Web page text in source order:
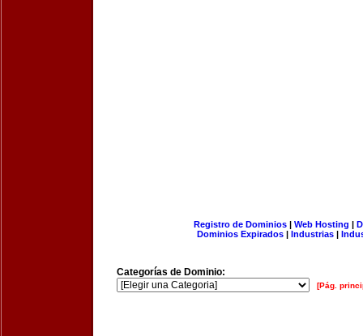
Registro de Dominios| Web Hosting |
Dominios Expirados | Industrias |
Categorías de Dominio:
[Pág.